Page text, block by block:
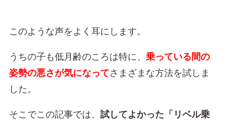
このような声をよく耳にします。
うちの子も低月齢のころは特に、 乗っている間の
姿勢の悪さが気になってさまざまな方法を試しま
した。
そこでこの記事では、 試してよかった「リベル乗